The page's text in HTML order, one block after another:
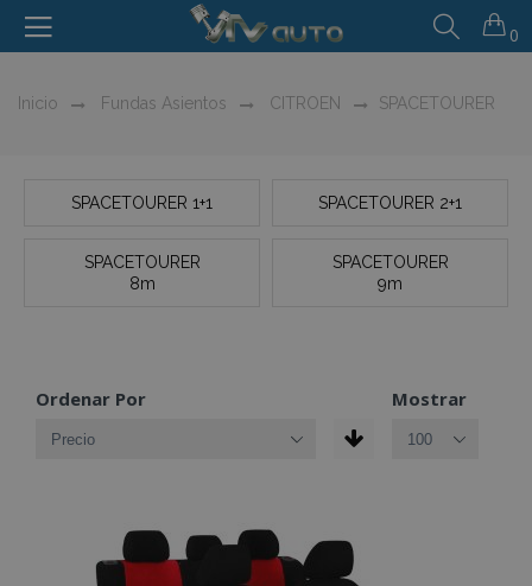
0
Inicio Fundas Asientos CITROEN SPACETOURER
SPACETOURER 1+1 SPACETOURER 2+1
SPACETOURER
8m
SPACETOURER
9m
Ordenar Por Mostrar